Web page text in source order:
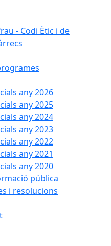
- Codi Ètic i de
any 2026
any 2025
any 2024
any 2023
any 2022
any 2021
any 2020
pública
i resolucions